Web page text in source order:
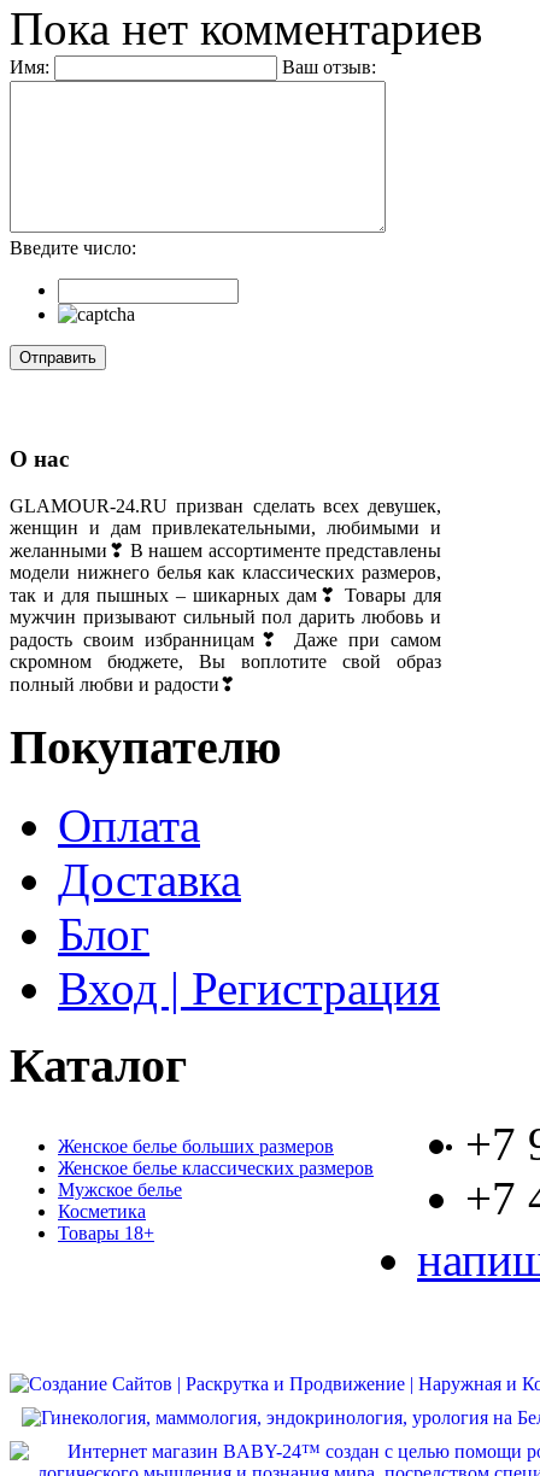
Пока нет комментариев
Имя: Ваш отзыв:
Введите число:
О нас
GLAMOUR-24.RU призван сделать всех девушек,
женщин и дам привлекательными, любимыми и
желанными❣ В нашем ассортименте представлены
модели нижнего белья как классических размеров,
так и для пышных – шикарных дам❣ Товары для
мужчин призывают сильный пол дарить любовь и
радость своим избранницам❣ Даже при самом
скромном бюджете, Вы воплотите свой образ
полный любви и радости❣
Покупателю
Оплата
Доставка
Блог
Вход | Регистрация
Каталог
Женское белье больших размеров
Женское белье классических размеров
Мужское белье
Косметика
Товары 18+
+7
+7